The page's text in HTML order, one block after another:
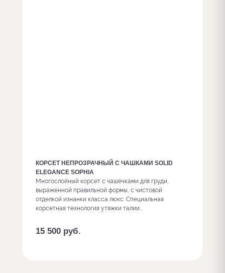
КОРСЕТ НЕПРОЗРАЧНЫЙ С ЧАШКАМИ SOLID
ELEGANCE SOPHIA
Многослойный корсет с чашечками для груди,
выраженной правильной формы, с чистовой
отделкой изнанки класса люкс. Специальная
корсетная технология утяжки талии...
15 500 руб.